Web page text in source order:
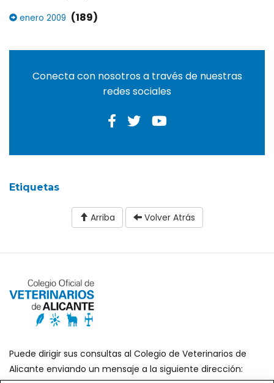
enero 2009 (189)
Conecta con nosotros a través de nuestras
redes sociales
Etiquetas
Arriba Volver Atrás
Puede dirigir sus consultas al Colegio de Veterinarios de
Alicante enviando un mensaje a la siguiente dirección: